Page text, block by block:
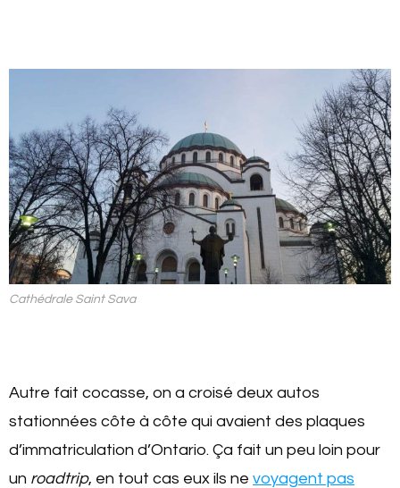
Cathédrale Saint Sava
Autre fait cocasse, on a croisé deux autos
stationnées côte à côte qui avaient des plaques
d’immatriculation d’Ontario. Ça fait un peu loin pour
un roadtrip, en tout cas eux ils ne voyagent pas